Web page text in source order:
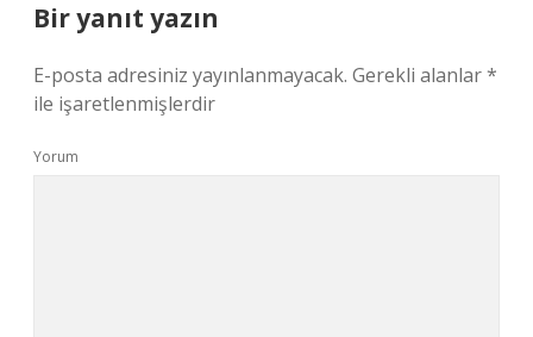
Bir yanıt yazın
E-posta adresiniz yayınlanmayacak. Gerekli alanlar*
ile işaretlenmişlerdir
Yorum